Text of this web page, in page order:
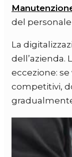
del personale
La
dell’azienda.
eccezione:
competitivi,